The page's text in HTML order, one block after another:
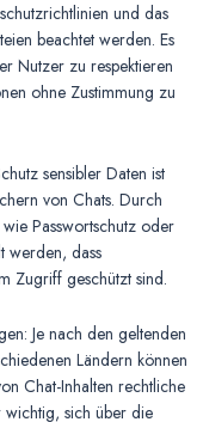
und das
beachtet werden. Es
Nutzer zu respektieren
ohne Zustimmung zu
sensibler Daten ist
von Chats. Durch
Passwortschutz oder
werden, dass
Zugriff geschützt sind.
Je nach den geltenden
Ländern können
Chat-Inhalten rechtliche
wichtig, sich über die